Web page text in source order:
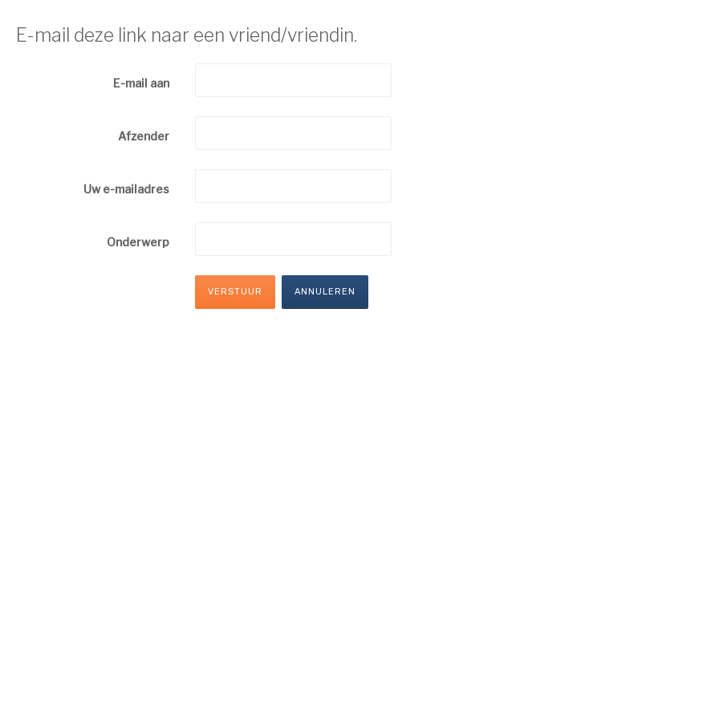
E-mail deze link naar een vriend/vriendin.
E-mail aan
Afzender
Uw e-mailadres
Onderwerp
VERSTUUR ANNULEREN